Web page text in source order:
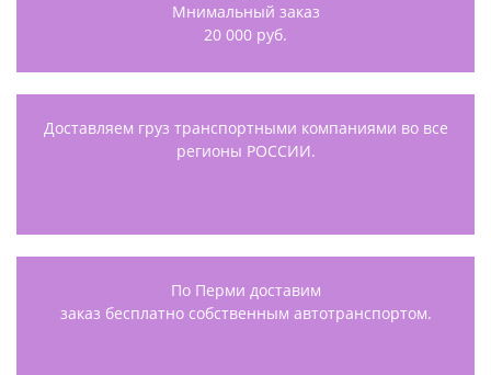
Мнимальный заказ
20 000 руб.
Доставляем груз транспортными компаниями во все
регионы РОССИИ.
По Перми доставим
заказ бесплатно собственным автотранспортом.